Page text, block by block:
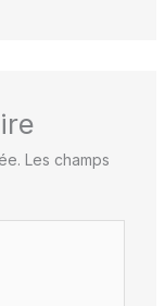
Les champs